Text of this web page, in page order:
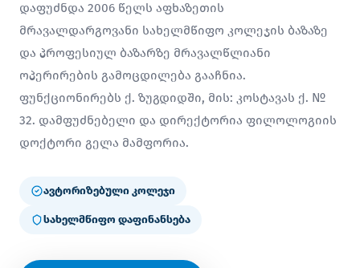
დაფუძნდა 2006 წელს აფხაზეთის
მრავალდარგოვანი სახელმწიფო კოლეჯის ბაზაზე
და პროფესიულ ბაზარზე მრავალწლიანი
ოპერირების გამოცდილება გააჩნია.
ფუნქციონირებს ქ. ზუგდიდში, მის: კოსტავას ქ. №
32. დამფუძნებელი და დირექტორია ფილოლოგიის
დოქტორი გელა მამფორია.
ავტორიზებული კოლეჯი
სახელმწიფო დაფინანსება